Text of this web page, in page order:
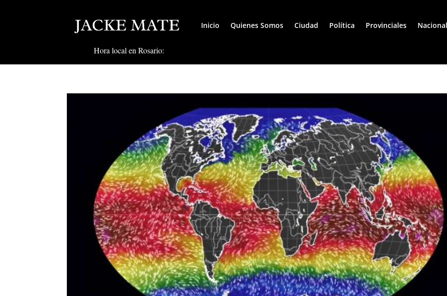
Inicio Quienes Somos Ciudad Política Provinciales
Hora local en Rosario: